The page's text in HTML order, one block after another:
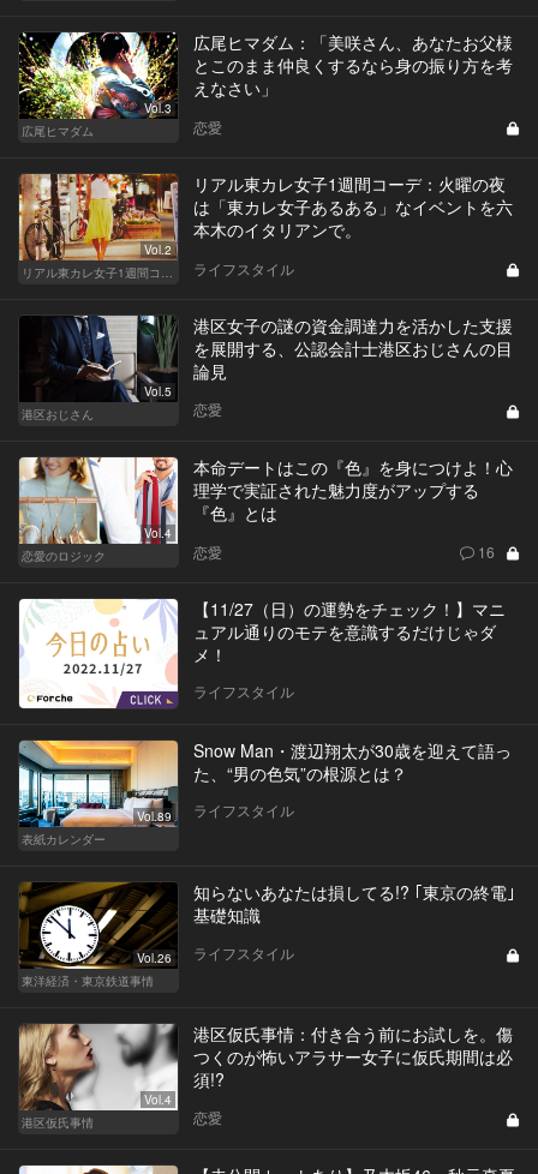
Vol.3
広尾ヒマダム
広尾ヒマダム：「美咲さん、あなたお父様
とこのまま仲良くするなら身の振り方を考
えなさい」
恋愛
Vol.2
リアル東カレ女子1週間コーデ
リアル東カレ女子1週間コーデ：火曜の夜
は「東カレ女子あるある」なイベントを六
本木のイタリアンで。
ライフスタイル
Vol.5
港区おじさん
港区女子の謎の資金調達力を活かした支援
を展開する、公認会計士港区おじさんの目
論見
恋愛
Vol.4
恋愛のロジック
本命デートはこの『色』を身につけよ！心
理学で実証された魅力度がアップする
『色』とは
恋愛 16
【11/27（日）の運勢をチェック！】マニ
ュアル通りのモテを意識するだけじゃダ
メ！
ライフスタイル
Vol.89
表紙カレンダー
Snow Man・渡辺翔太が30歳を迎えて語っ
た、“男の色気”の根源とは？
ライフスタイル
Vol.26
東洋経済・東京鉄道事情
知らないあなたは損してる!? ｢東京の終電｣
基礎知識
ライフスタイル
Vol.4
港区仮氏事情
港区仮氏事情：付き合う前にお試しを。傷
つくのが怖いアラサー女子に仮氏期間は必
須!?
恋愛